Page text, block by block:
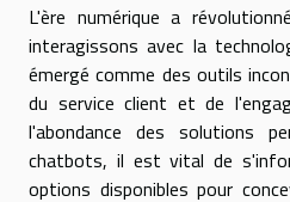
L'ère numérique a
interagissons avec la
émergé comme des outils
du service client et de
l'abondance des solutions
chatbots, il est vital de
options disponibles pour